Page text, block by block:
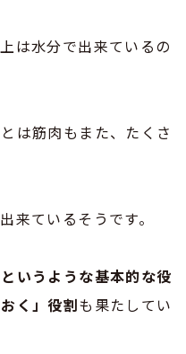
は水分で出来ているの
は筋肉もまた、たくさ
来ているそうです。
いうような基本的な役
く」役割も果たしてい